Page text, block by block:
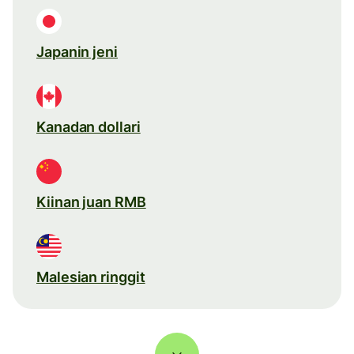
Japanin jeni
Kanadan dollari
Kiinan juan RMB
Malesian ringgit